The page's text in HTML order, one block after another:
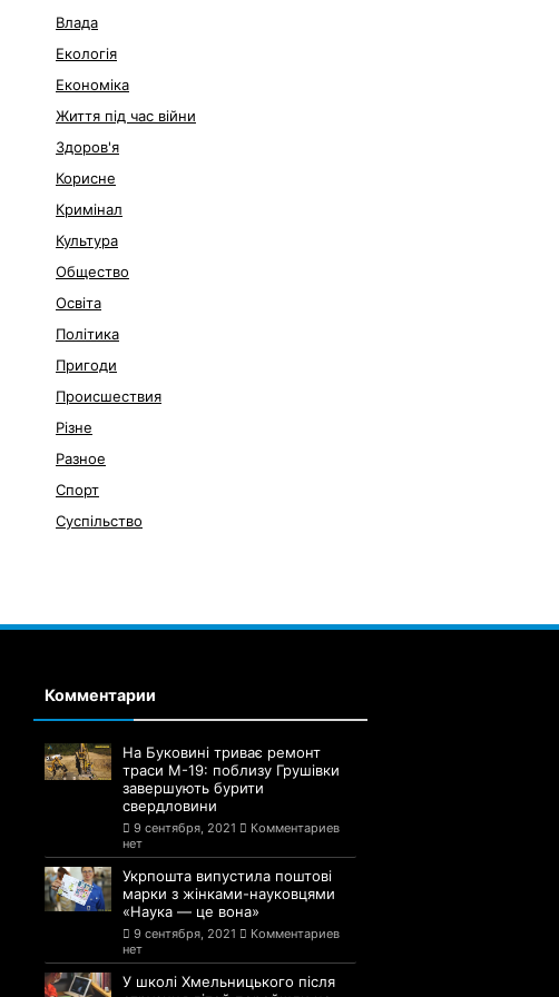
Влада
Екологія
Економіка
Життя під час війни
Здоров'я
Корисне
Кримінал
Культура
Общество
Освіта
Політика
Пригоди
Происшествия
Різне
Разное
Спорт
Суспільство
Комментарии
На Буковині триває ремонт
траси М-19: поблизу Грушівки
завершують бурити
свердловини
9 сентября, 2021
Комментариев
нет
Укрпошта випустила поштові
марки з жінками-науковцями
«Наука — це вона»
9 сентября, 2021
Комментариев
нет
У школі Хмельницького після